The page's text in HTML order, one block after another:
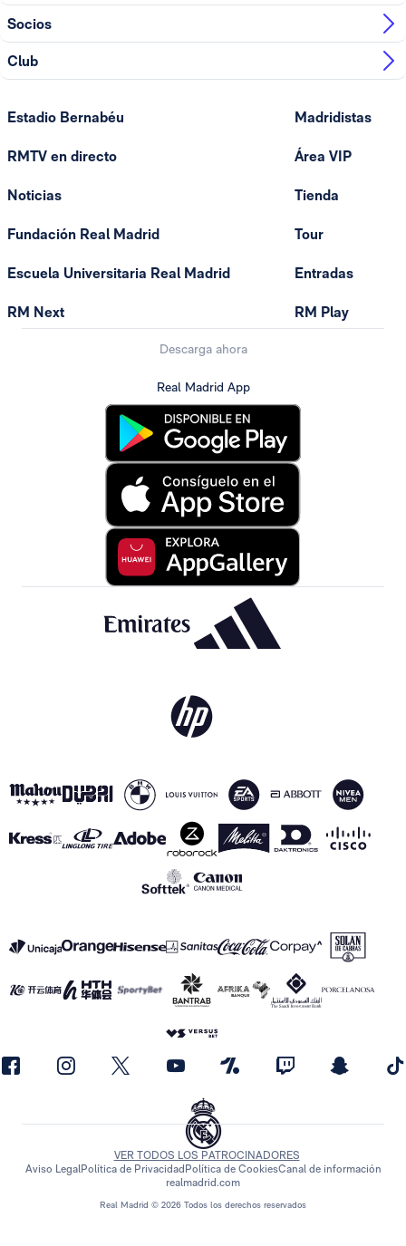
Socios
Club
Estadio Bernabéu
RMTV en directo
Noticias
Fundación Real Madrid
Escuela Universitaria Real Madrid
RM Next
Madridistas
Área VIP
Tienda
Tour
Entradas
RM Play
Descarga ahora
Real Madrid App
Real Madrid © 2026 Todos los derechos reservados
VER TODOS LOS PATROCINADORES
Aviso LegalPolítica de Privacidad Política de CookiesCanal de información
realmadrid.com